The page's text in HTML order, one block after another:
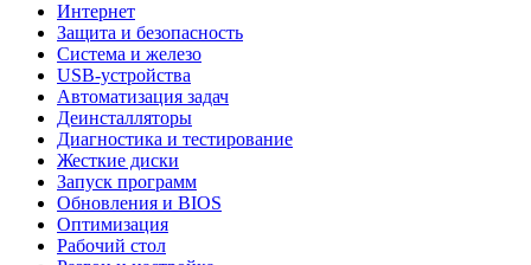
Интернет
Защита и безопасность
Система и железо
USB-устройства
Автоматизация задач
Деинсталляторы
Диагностика и тестирование
Жесткие диски
Запуск программ
Обновления и BIOS
Оптимизация
Рабочий стол